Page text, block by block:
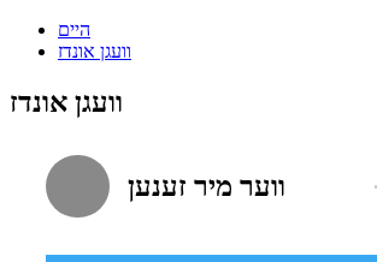
היים
וועגן אונדז
וועגן אונדז
ווער מיר זענען